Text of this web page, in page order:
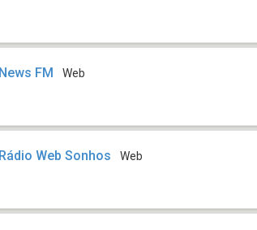
News FM Web
Rádio Web Sonhos Web